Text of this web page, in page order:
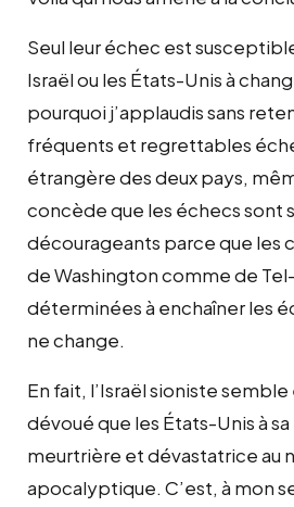
Seul leur échec est
Israël ou les États-Unis à
pourquoi j’applaudis sans
fréquents et regrettables
étrangère des deux pays,
concède que les échecs sont
décourageants parce que les
de Washington comme de
déterminées à enchaîner les
ne change.
En fait, l’Israël sioniste
dévoué que les États-Unis à
meurtrière et dévastatrice au
apocalyptique. C’est, à mon